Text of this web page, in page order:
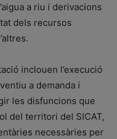
a riu i derivacions
dels recursos
inclouen l’execució
a demanda i
les disfuncions que
del territori del SICAT,
necessàries per